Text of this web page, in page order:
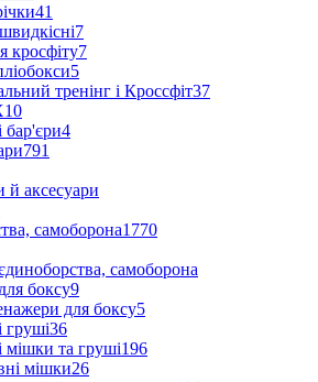
41
7
кросфіту7
5
тренінг і Кроссфіт37
10
бар'єри4
791
й аксесуари
самоборона1770
самоборона
боксу9
для боксу5
груші36
мішки та груші196
мішки26